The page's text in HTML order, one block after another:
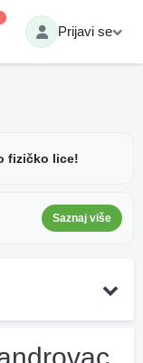
Prijavi se
fizičko lice!
Saznaj više